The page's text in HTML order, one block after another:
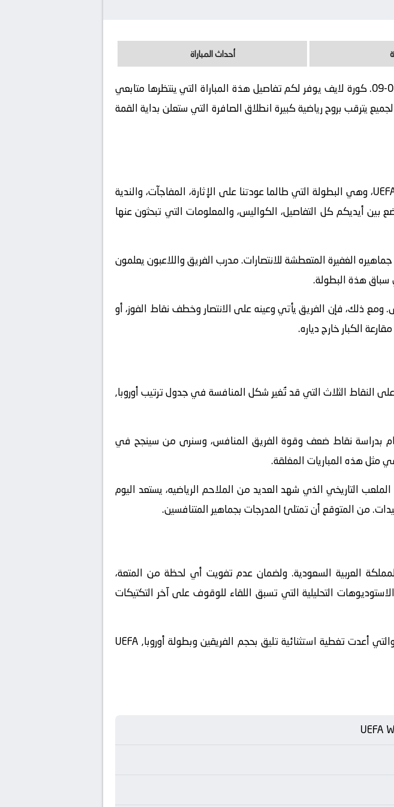
أحداث المباراة
مباراة كرواتيا - سيدات و بلغاريا - سيدات بث مباشر اليوم الموافق 2026-06-09. كورة لايف يوفر لكم تفاصيل هذة المباراة التي ينتظرها متابعي
يترقب بروح رياضية كبيرة انطلاق الصافرة التي ستعلن بداية القمة
مواجهة اليوم تأتي ضمن منافسات بطولة أوروبا, UEFA Women WC Qualifiers، وهي البطولة التي طالما عودتنا على الإثارة، المفاجآت، والندية
بين أيديكم كل التفاصيل، الكواليس، والمعلومات التي تبحثون عنها
الغفيرة المتعطشة للانتصارات. مدرب الفريق واللاعبون يعلمون
سباق هذة البطولة.
ذلك، فإن الفريق يأتي وعينه على الانتصار وخطف نقاط الفوز، أو
الكبار خارج دياره.
الثلاث التي قد تُغير شكل المنافسة في جدول ترتيب أوروبا,
بدراسة نقاط ضعف وقوة الفريق المنافس، وسنرى من سينجح في
هذه المباريات المغلقة.
التاريخي الذي شهد العديد من الملاحم الرياضيه، يستعد اليوم
من المتوقع أن تمتلئ المدرجات بجماهير المتنافسين.
المباراة الحماسية في تمام الساعة 20:00 بتوقيت المملكة العربية السعودية. ولضمان عدم تفويت أي لحظة من المتعة،
التحليلية التي تسبق اللقاء للوقوف على آخر التكتيكات
​وسيتم نقل أحداث وفعاليات هذه المباراة المرتقبة حصرياً عبر شاشة قناة ، والتي أعدت تغطية استثنائية تليق بحجم الفريقين وبطولة أوروبا, UEFA